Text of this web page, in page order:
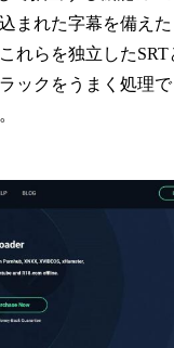
まれた字幕を備え
れらを独立したSRT
ックをうまく処理